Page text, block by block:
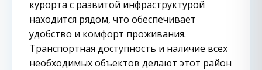
курорта с развитой инфраструктурой
находится рядом, что обеспечивает
удобство и комфорт проживания.
Транспортная доступность и наличие всех
необходимых объектов делают этот район